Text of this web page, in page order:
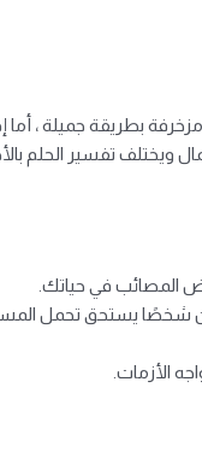
بطريقة جميلة ،
تفسير الحلم
المصائب في حياتك.
شخصًا يستحق تحمل
الأزمات.